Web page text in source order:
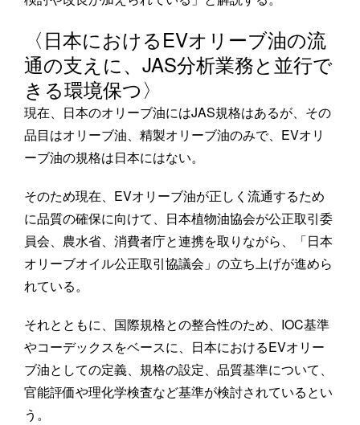
〈日本におけるEVオリーブ油の流
通の支えに、JAS分析業務と並行で
きる環境保つ〉
現在、日本のオリーブ油にはJAS規格はあるが、その
品目はオリーブ油、精製オリーブ油のみで、EVオリ
ーブ油の規格は日本にはない。
そのため現在、EVオリーブ油が正しく流通するため
に品質の確保に向けて、日本植物油協会が公正取引委
員会、農水省、消費者庁と連携を取りながら、「日本
オリーブオイル公正取引協議会」の立ち上げが進めら
れている。
それとともに、国際規格との整合性のため、IOC基準
やコーデックスをベースに、日本におけるEVオリー
ブ油としての定義、規格の設定、品質基準について、
官能評価や理化学検査など基準が検討されているとい
う。